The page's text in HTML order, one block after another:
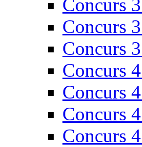
Concurs
Concurs
Concurs
Concurs
Concurs
Concurs
Concurs